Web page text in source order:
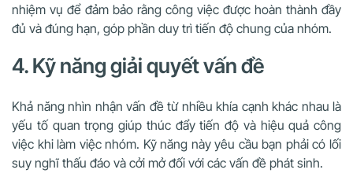
nhiệm vụ để đảm bảo rằng công việc được hoàn thành đầy
đủ và đúng hạn, góp phần duy trì tiến độ chung của nhóm.
4. Kỹ năng giải quyết vấn đề
Khả năng nhìn nhận vấn đề từ nhiều khía cạnh khác nhau là
yếu tố quan trọng giúp thúc đẩy tiến độ và hiệu quả công
việc khi làm việc nhóm. Kỹ năng này yêu cầu bạn phải có lối
suy nghĩ thấu đáo và cởi mở đối với các vấn đề phát sinh.